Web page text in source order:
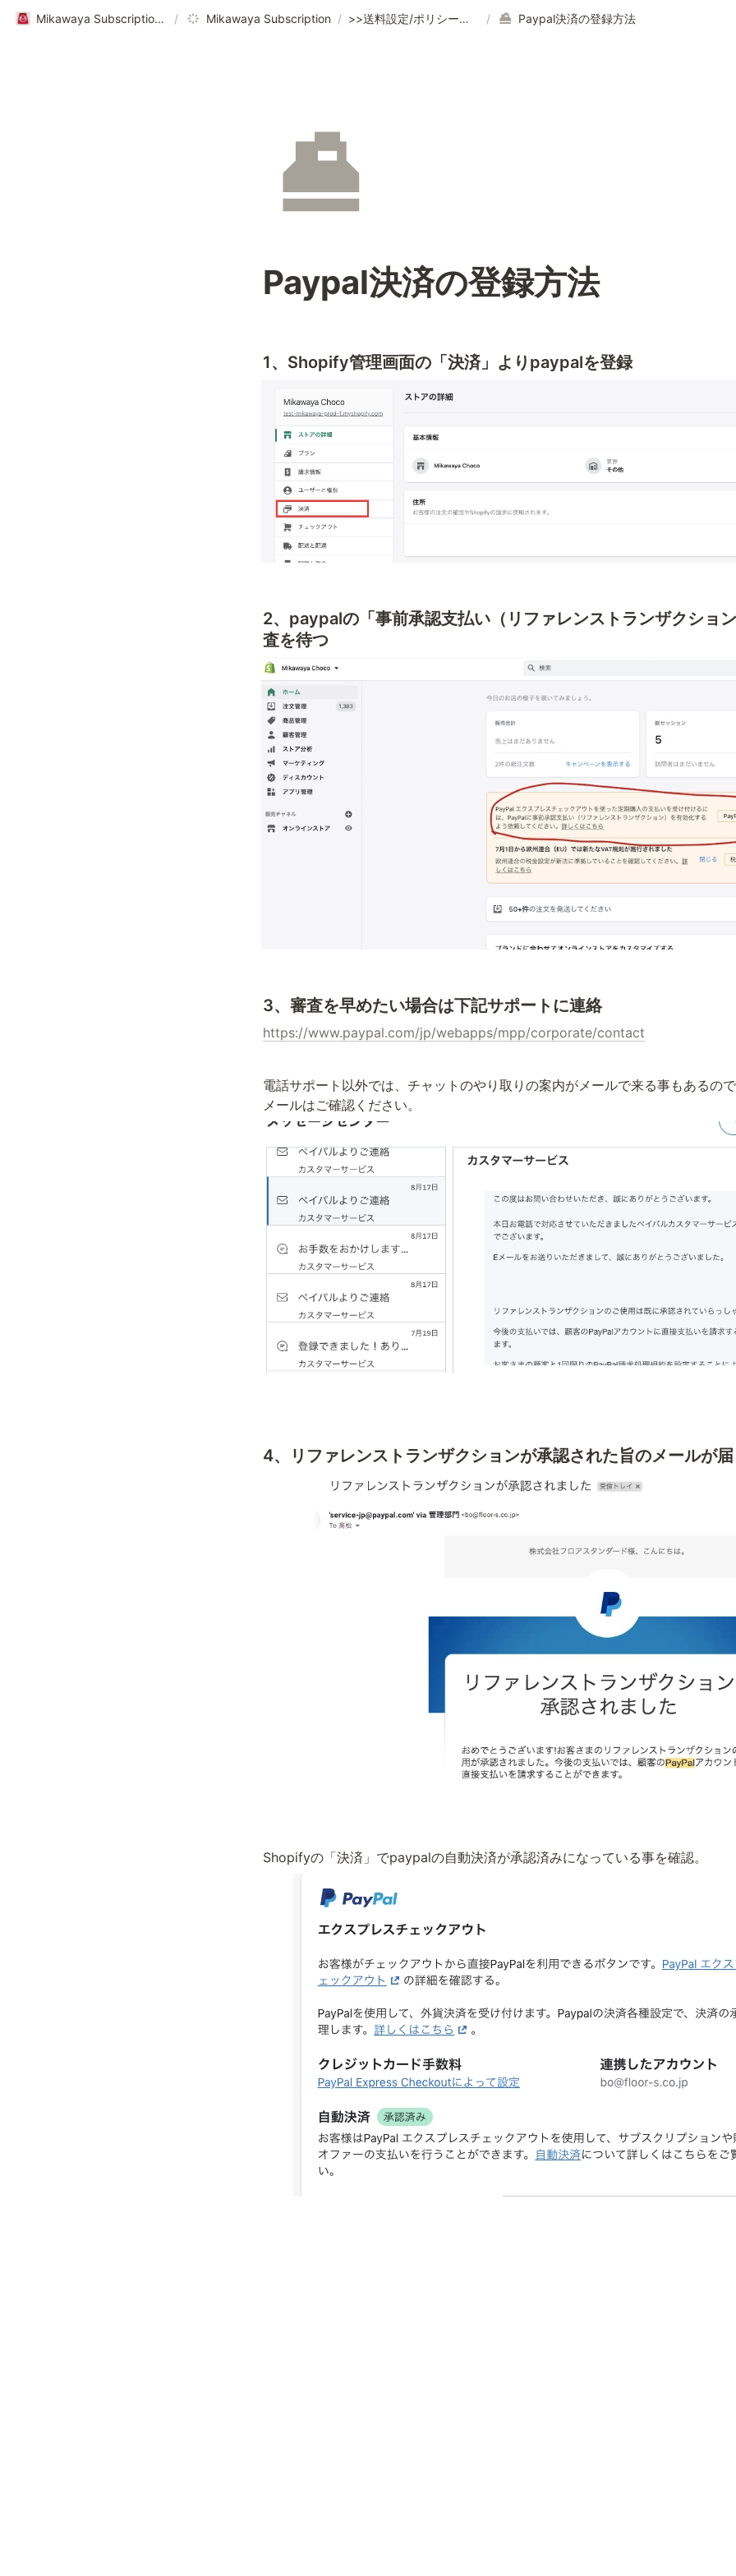
Mikawaya Subscriptionヘルプページ｜ご利用ガイド / Mikawaya Subscription / >>送料設定/ポリシー設定はこちら / Paypal決済の登録方法
Paypal決済の登録方法
1、Shopify管理画面の「決済」よりpaypalを登録
2、paypalの「事前承認支払い（リファレンストランザクショ
査を待つ
3、審査を早めたい場合は下記サポートに連絡
https://www.paypal.com/jp/webapps/mpp/corporate/contact
電話サポート以外では、チャットのやり取りの案内がメールで来る事もあるの
メールはご確認ください。
4、リファレンストランザクションが承認された旨のメールが
Shopifyの「決済」でpaypalの自動決済が承認済みになっている事を確認。